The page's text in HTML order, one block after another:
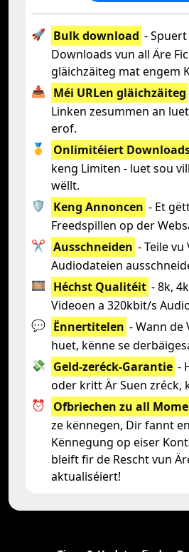
🚀 Bulk download -
Downloads vun all Äre
gläichzäiteg mat engem
📥 Méi URLen gläichzäiteg
Linken zesummen an
erof.
🥇
Onlimitéiert
keng Limiten - luet sou
wëllt.
🛡️
Keng Annoncen - Et
Freedspillen op der
✂️ Ausschneiden - Teile
Audiodateien
🎞️ Héchst Qualitéit - 8k,
Videoen a 320kbit/s
💬 Ënnertitelen - Wann de
huet, kënne se
💸 Geld-zeréck-Garantie -
oder kritt Är Suen zréck,
⏰
Ofbriechen zu all
ze kënnegen, Dir fannt
Kënnegung op eiser
bleift fir de Rescht vun
aktualiséiert!